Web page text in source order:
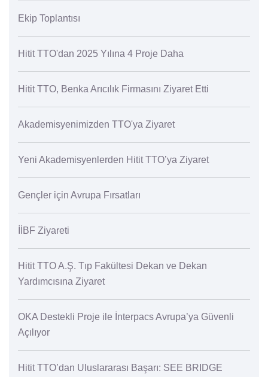
Ekip Toplantısı
Hitit TTO'dan 2025 Yılına 4 Proje Daha
Hitit TTO, Benka Arıcılık Firmasını Ziyaret Etti
Akademisyenimizden TTO'ya Ziyaret
Yeni Akademisyenlerden Hitit TTO’ya Ziyaret
Gençler için Avrupa Fırsatları
İİBF Ziyareti
Hitit TTO A.Ş. Tıp Fakültesi Dekan ve Dekan
Yardımcısına Ziyaret
OKA Destekli Proje ile İnterpacs Avrupa’ya Güvenli
Açılıyor
Hitit TTO’dan Uluslararası Başarı: SEE BRIDGE